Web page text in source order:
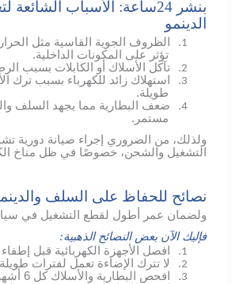
بنشر 24ساعة: الأسباب
الدينمو
1.
الظروف الجوية القاسية مثل
تؤثر على المكونات الداخلية.
2. تآكل الأسلاك أو الكابلات بسبب
3.
استهلاك زائد للكهرباء بسبب ترك
طويلة.
4.
ضعف البطارية مما يجهد السلف
مستمر.
ولذلك، من الضروري إجراء صيانة دورية
التشغيل والشحن، خصوصًا في ظل مناخ
نصائح للحفاظ على السلف
ولضمان عمر أطول لقطع التشغيل في
فإليك الآن بعض النصائح الذهبية:
1. افصل الأجهزة الكهربائية قبل
2. لا تترك الإضاءة تعمل لفترات
3.
افحص البطارية والأسلاك كل 6 أشهر على الأقل.